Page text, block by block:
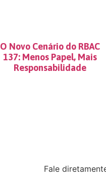
O Novo Cenário do RBAC
137: Menos Papel, Mais
Responsabilidade
Fale